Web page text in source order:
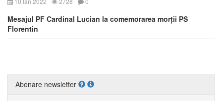
Mesajul PF Cardinal Lucian la comemorarea morții PS
Florentin
Abonare newsletter